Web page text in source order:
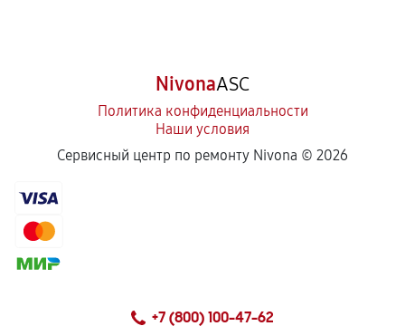
NivonaASC
Политика конфиденциальности
Наши условия
Сервисный центр по ремонту Nivona © 2026
+7 (800) 100-47-62